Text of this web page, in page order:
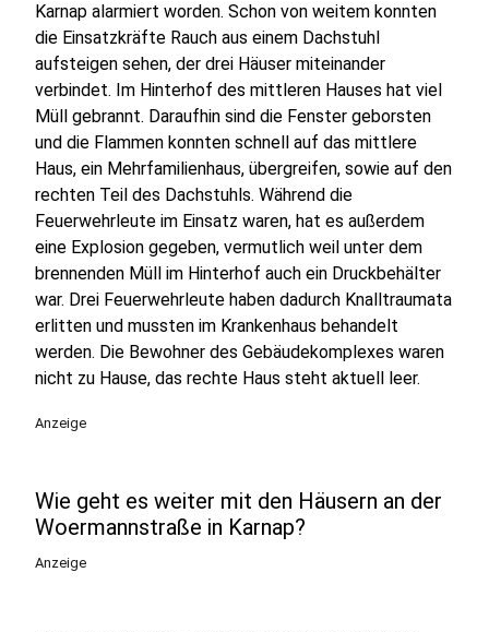
Karnap alarmiert worden. Schon von weitem konnten
die Einsatzkräfte Rauch aus einem Dachstuhl
aufsteigen sehen, der drei Häuser miteinander
verbindet. Im Hinterhof des mittleren Hauses hat viel
Müll gebrannt. Daraufhin sind die Fenster geborsten
und die Flammen konnten schnell auf das mittlere
Haus, ein Mehrfamilienhaus, übergreifen, sowie auf den
rechten Teil des Dachstuhls. Während die
Feuerwehrleute im Einsatz waren, hat es außerdem
eine Explosion gegeben, vermutlich weil unter dem
brennenden Müll im Hinterhof auch ein Druckbehälter
war. Drei Feuerwehrleute haben dadurch Knalltraumata
erlitten und mussten im Krankenhaus behandelt
werden. Die Bewohner des Gebäudekomplexes waren
nicht zu Hause, das rechte Haus steht aktuell leer.
Anzeige
Wie geht es weiter mit den Häusern an der
Woermannstraße in Karnap?
Anzeige